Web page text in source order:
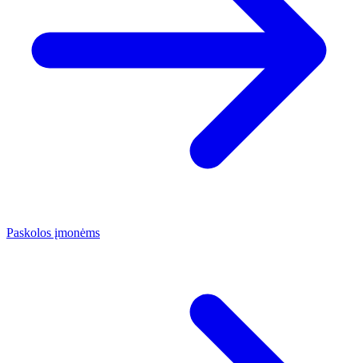
Paskolos įmonėms